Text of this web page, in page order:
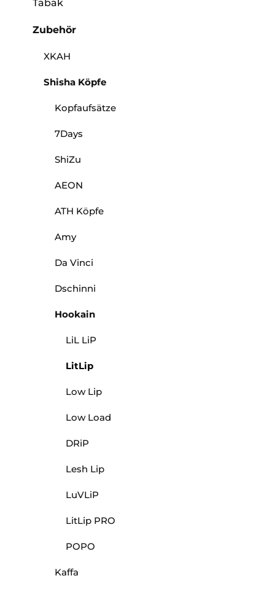
Tabak
Zubehör
XKAH
Shisha Köpfe
Kopfaufsätze
7Days
ShiZu
AEON
ATH Köpfe
Amy
Da Vinci
Dschinni
Hookain
LiL LiP
LitLip
Low Lip
Low Load
DRiP
Lesh Lip
LuVLiP
LitLip PRO
POPO
Kaffa